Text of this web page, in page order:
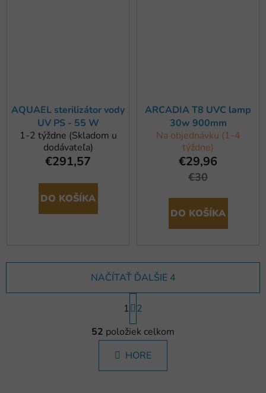
AQUAEL sterilizátor vody
UV PS - 55 W
1-2 týždne (Skladom u
dodávateľa)
€291,57
DO KOŠÍKA
ARCADIA T8 UVC lamp
30w 900mm
Na objednávku (1-4
týždne)
€29,96
€30
DO KOŠÍKA
O
v
l
á
d
NAČÍTAŤ ĎALŠIE 4
S
t
r
á
n
k
1
2
52 položiek celkom
HORE